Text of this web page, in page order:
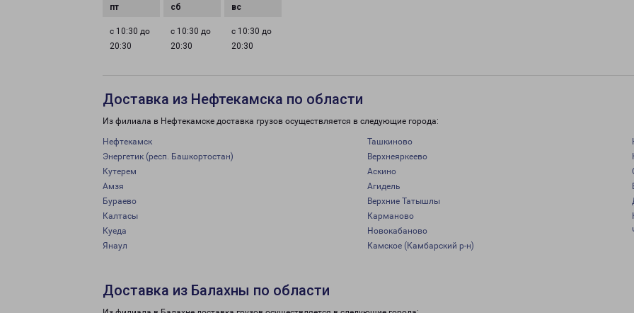
с 10:30 до
20:30
с 10:30 до
20:30
с 10:30 до
20:30
Доставка из Нефтекамска по области
Из филиала в Нефтекамске доставка грузов осуществляется в следующие города:
Нефтекамск Ташкиново
Энергетик (респ. Башкортостан)
Верхнеяркеево
Кутерем
Аскино
Амзя
Агидель
Бураево
Верхние Татышлы
Калтасы
Карманово
Куеда
Новокабаново
Янаул
Камское (Камбарский р-н)
Доставка из Балахны по области